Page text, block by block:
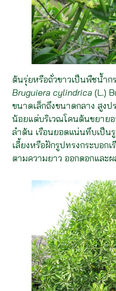
ต้นรุ่ยหรือถั่วขาวเป็นพืชน้ำก
Bruguiera cylindrica (L.)
ขนาดเล็กถึงขนาดกลาง สูง
น้อยแต่บริเวณโคนต้นขยาย
ลำต้น เรือนยอดแน่นทึบเป็น
เลี้ยงหรือฝักรูปทรงกระบอกเ
ตามความยาว ออกดอกและ